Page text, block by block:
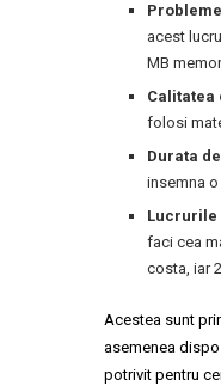
acest
MB
Calitatea
folosi
Durata
insemna
Lucrurile
faci cea
costa, iar
Acestea sunt
asemenea
potrivit pentru